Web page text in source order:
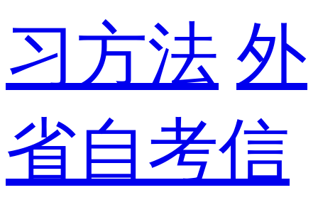
习方法 外
省自考信